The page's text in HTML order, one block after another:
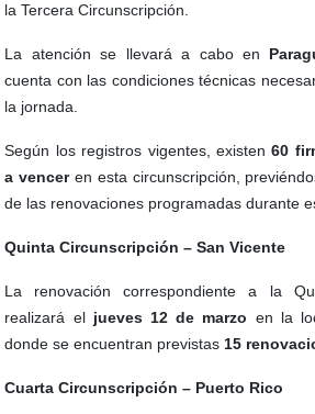
la Tercera Circunscripción.
La atención se llevará a cabo en
cuenta con las condiciones técnicas
la jornada.
Según los registros vigentes, existen60
a venceren esta circunscripción,
de las renovaciones programadas durante
Quinta Circunscripción – San Vicente
La renovación correspondiente a la
realizará el jueves 12 de marzo en la
donde se encuentran previstas 15
Cuarta Circunscripción – Puerto Rico